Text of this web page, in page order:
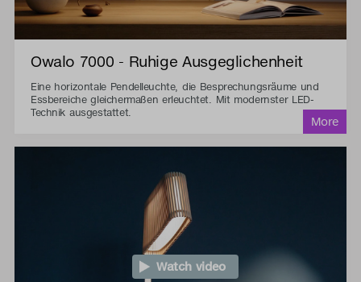
Owalo 7000 - Ruhige Ausgeglichenheit
Eine horizontale Pendelleuchte, die Besprechungsräume und
Essbereiche gleichermaßen erleuchtet. Mit modernster LED-
Technik ausgestattet.
Watch video